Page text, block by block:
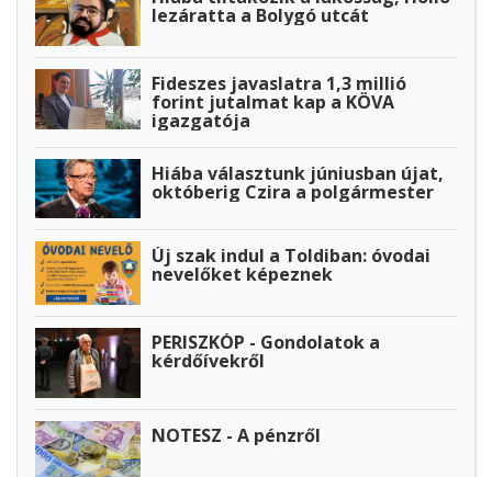
lezáratta a Bolygó utcát
Fideszes javaslatra 1,3 millió
forint jutalmat kap a KÖVA
igazgatója
Hiába választunk júniusban újat,
októberig Czira a polgármester
Új szak indul a Toldiban: óvodai
nevelőket képeznek
PERISZKÓP - Gondolatok a
kérdőívekről
NOTESZ - A pénzről